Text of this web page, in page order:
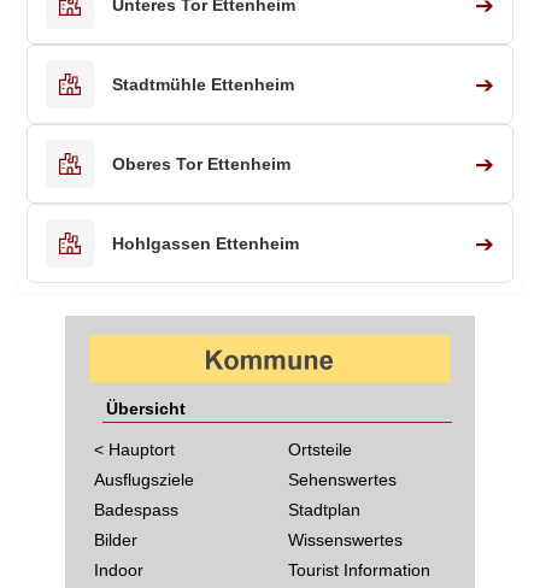
Unteres Tor Ettenheim
Stadtmühle Ettenheim ➔
Oberes Tor Ettenheim ➔
Hohlgassen Ettenheim ➔
Übersicht
< Hauptort
Ausflugsziele
Badespass
Bilder
Indoor
Ortsteile
Sehenswertes
Stadtplan
Wissenswertes
Tourist Information